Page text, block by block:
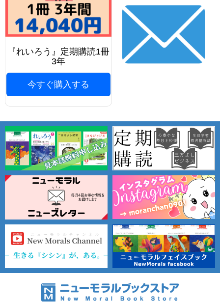
『れいろう』定期購読1冊
3年
今すぐ購入する